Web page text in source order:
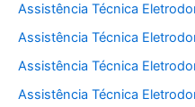
Assistência Técnica
Assistência Técnica
Assistência Técnica
Assistência Técnica